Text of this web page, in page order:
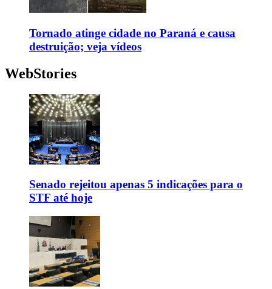
Tornado atinge cidade no Paraná e causa
destruição; veja vídeos
WebStories
Senado rejeitou apenas 5 indicações para o
STF até hoje